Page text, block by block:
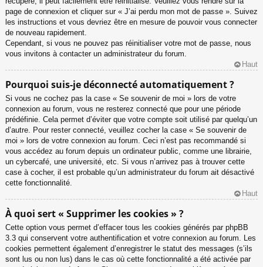
page de connexion et cliquer sur « J’ai perdu mon mot de passe ». Suivez
les instructions et vous devriez être en mesure de pouvoir vous connecter
de nouveau rapidement.
Cependant, si vous ne pouvez pas réinitialiser votre mot de passe, nous
vous invitons à contacter un administrateur du forum.
Haut
Pourquoi suis-je déconnecté automatiquement ?
Si vous ne cochez pas la case « Se souvenir de moi » lors de votre
connexion au forum, vous ne resterez connecté que pour une période
prédéfinie. Cela permet d’éviter que votre compte soit utilisé par quelqu’un
d’autre. Pour rester connecté, veuillez cocher la case « Se souvenir de
moi » lors de votre connexion au forum. Ceci n’est pas recommandé si
vous accédez au forum depuis un ordinateur public, comme une librairie,
un cybercafé, une université, etc. Si vous n’arrivez pas à trouver cette
case à cocher, il est probable qu’un administrateur du forum ait désactivé
cette fonctionnalité.
Haut
À quoi sert « Supprimer les cookies » ?
Cette option vous permet d’effacer tous les cookies générés par phpBB
3.3 qui conservent votre authentification et votre connexion au forum. Les
cookies permettent également d’enregistrer le statut des messages (s’ils
sont lus ou non lus) dans le cas où cette fonctionnalité a été activée par